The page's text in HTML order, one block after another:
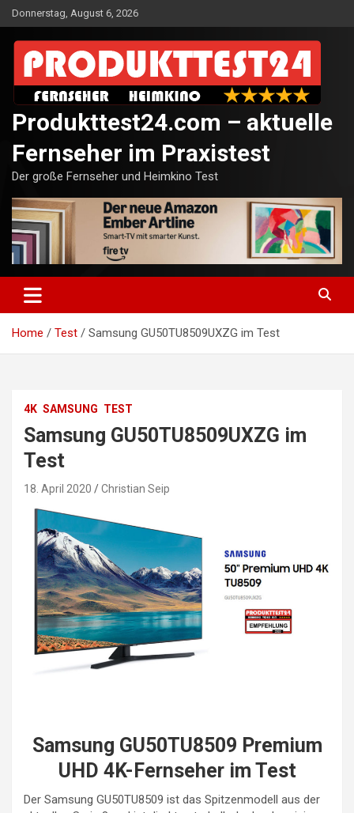
Skip
to
content
Donnerstag, August 6, 2026
Produkttest24.com – aktuelle
Fernseher im Praxistest
Der große Fernseher und Heimkino Test
Home Test Samsung GU50TU8509UXZG im Test
4K SAMSUNG TEST
Samsung GU50TU8509UXZG im
Test
18. April 2020 Christian Seip
Samsung GU50TU8509 Premium
UHD 4K-Fernseher im Test
Der Samsung GU50TU8509 ist das Spitzenmodell aus der